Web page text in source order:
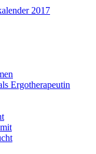
2017
Ergotherapeutin